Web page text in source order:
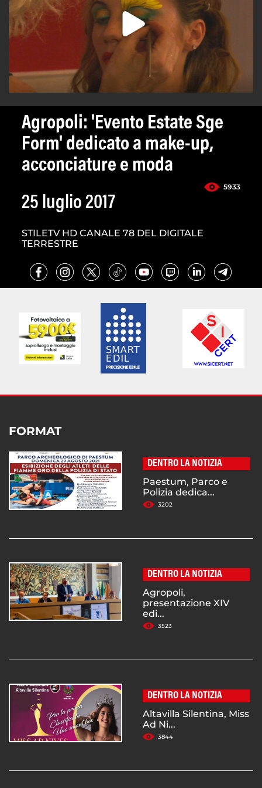
Agropoli: 'Evento Estate Sge
Form' dedicato a make-up,
acconciature e moda
5933
25 luglio 2017
STILETV HD CANALE 78 DEL DIGITALE
TERRESTRE
FORMAT
DENTRO LA NOTIZIA
Paestum, Parco e
Polizia dedica...
3202
DENTRO LA NOTIZIA
Agropoli,
presentazione XIV
edi...
3523
DENTRO LA NOTIZIA
Altavilla Silentina, Miss
Ad Ni...
3844